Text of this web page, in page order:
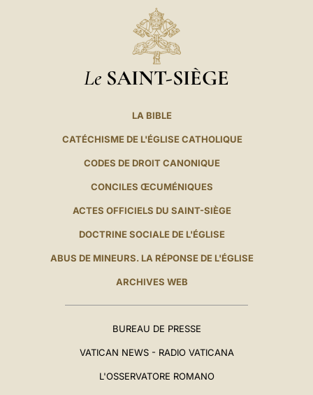
Le SAINT-SIÈGE
LA BIBLE
CATÉCHISME DE L'ÉGLISE CATHOLIQUE
CODES DE DROIT CANONIQUE
CONCILES ŒCUMÉNIQUES
ACTES OFFICIELS DU SAINT-SIÈGE
DOCTRINE SOCIALE DE L'ÉGLISE
ABUS DE MINEURS. LA RÉPONSE DE L'ÉGLISE
ARCHIVES WEB
BUREAU DE PRESSE
VATICAN NEWS - RADIO VATICANA
L'OSSERVATORE ROMANO